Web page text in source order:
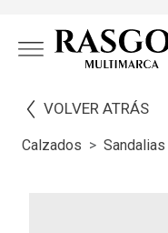
VOLVER ATRÁS
Calzados Sandalias